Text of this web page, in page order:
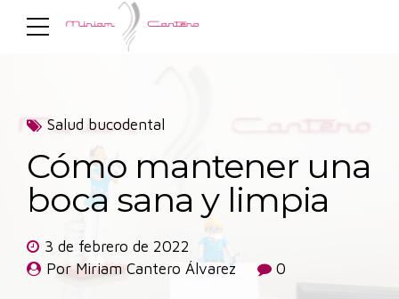
Salud bucodental
Cómo mantener una
boca sana y limpia
3 de febrero de 2022
Por Miriam Cantero Álvarez
0